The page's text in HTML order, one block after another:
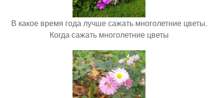
В какое время года лучше сажать многолетние цветы.
Когда сажать многолетние цветы